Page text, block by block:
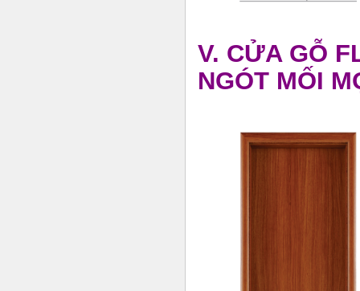
V. CỬA GỖ
NGÓT MỐI